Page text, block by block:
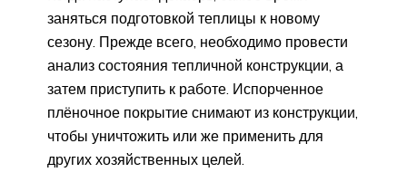
заняться подготовкой теплицы к новому
сезону. Прежде всего, необходимо провести
анализ состояния тепличной конструкции, а
затем приступить к работе. Испорченное
плёночное покрытие снимают из конструкции,
чтобы уничтожить или же применить для
других хозяйственных целей.